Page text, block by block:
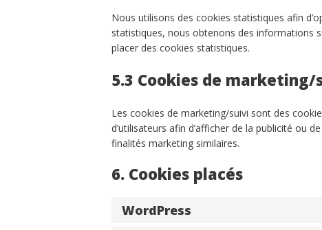
Nous utilisons des cookies statistiques afin
statistiques, nous obtenons des informations
placer des cookies statistiques.
5.3 Cookies de marketing/
Les cookies de marketing/suivi sont des
d’utilisateurs afin d’afficher de la publicité ou
finalités marketing similaires.
6. Cookies placés
WordPress